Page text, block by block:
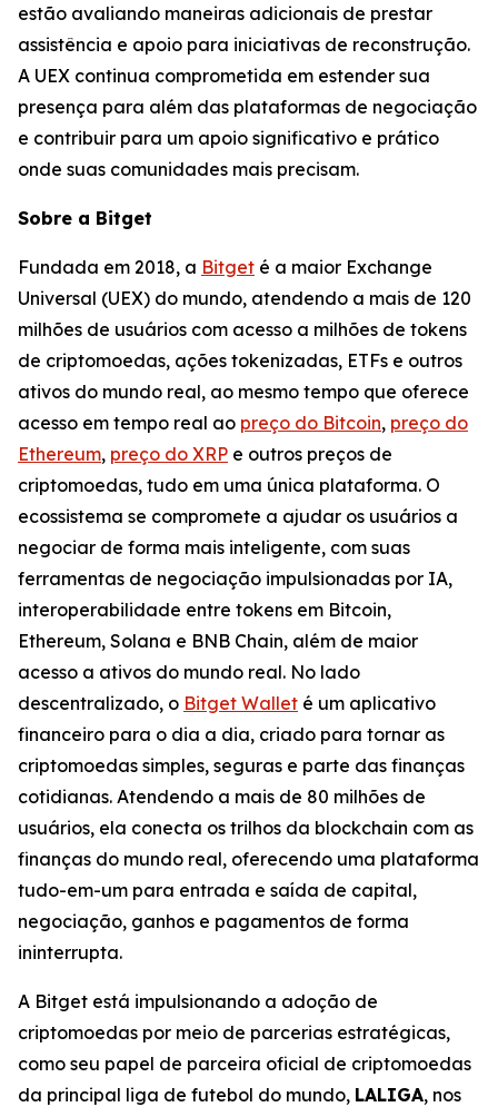
estão avaliando maneiras adicionais de prestar
assistência e apoio para iniciativas de reconstrução.
A UEX continua comprometida em estender sua
presença para além das plataformas de negociação
e contribuir para um apoio significativo e prático
onde suas comunidades mais precisam.
Sobre a Bitget
Fundada em 2018, a Bitget é a maior Exchange
Universal (UEX) do mundo, atendendo a mais de 120
milhões de usuários com acesso a milhões de tokens
de criptomoedas, ações tokenizadas, ETFs e outros
ativos do mundo real, ao mesmo tempo que oferece
acesso em tempo real ao preço do Bitcoin, preço do
Ethereum, preço do XRP e outros preços de
criptomoedas, tudo em uma única plataforma. O
ecossistema se compromete a ajudar os usuários a
negociar de forma mais inteligente, com suas
ferramentas de negociação impulsionadas por IA,
interoperabilidade entre tokens em Bitcoin,
Ethereum, Solana e BNB Chain, além de maior
acesso a ativos do mundo real. No lado
descentralizado, o Bitget Wallet é um aplicativo
financeiro para o dia a dia, criado para tornar as
criptomoedas simples, seguras e parte das finanças
cotidianas. Atendendo a mais de 80 milhões de
usuários, ela conecta os trilhos da blockchain com as
finanças do mundo real, oferecendo uma plataforma
tudo-em-um para entrada e saída de capital,
negociação, ganhos e pagamentos de forma
ininterrupta.
A Bitget está impulsionando a adoção de
criptomoedas por meio de parcerias estratégicas,
como seu papel de parceira oficial de criptomoedas
da principal liga de futebol do mundo, LALIGA, nos